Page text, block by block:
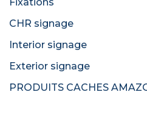
CHR signage
Interior signage
Exterior signage
PRODUITS CACHES